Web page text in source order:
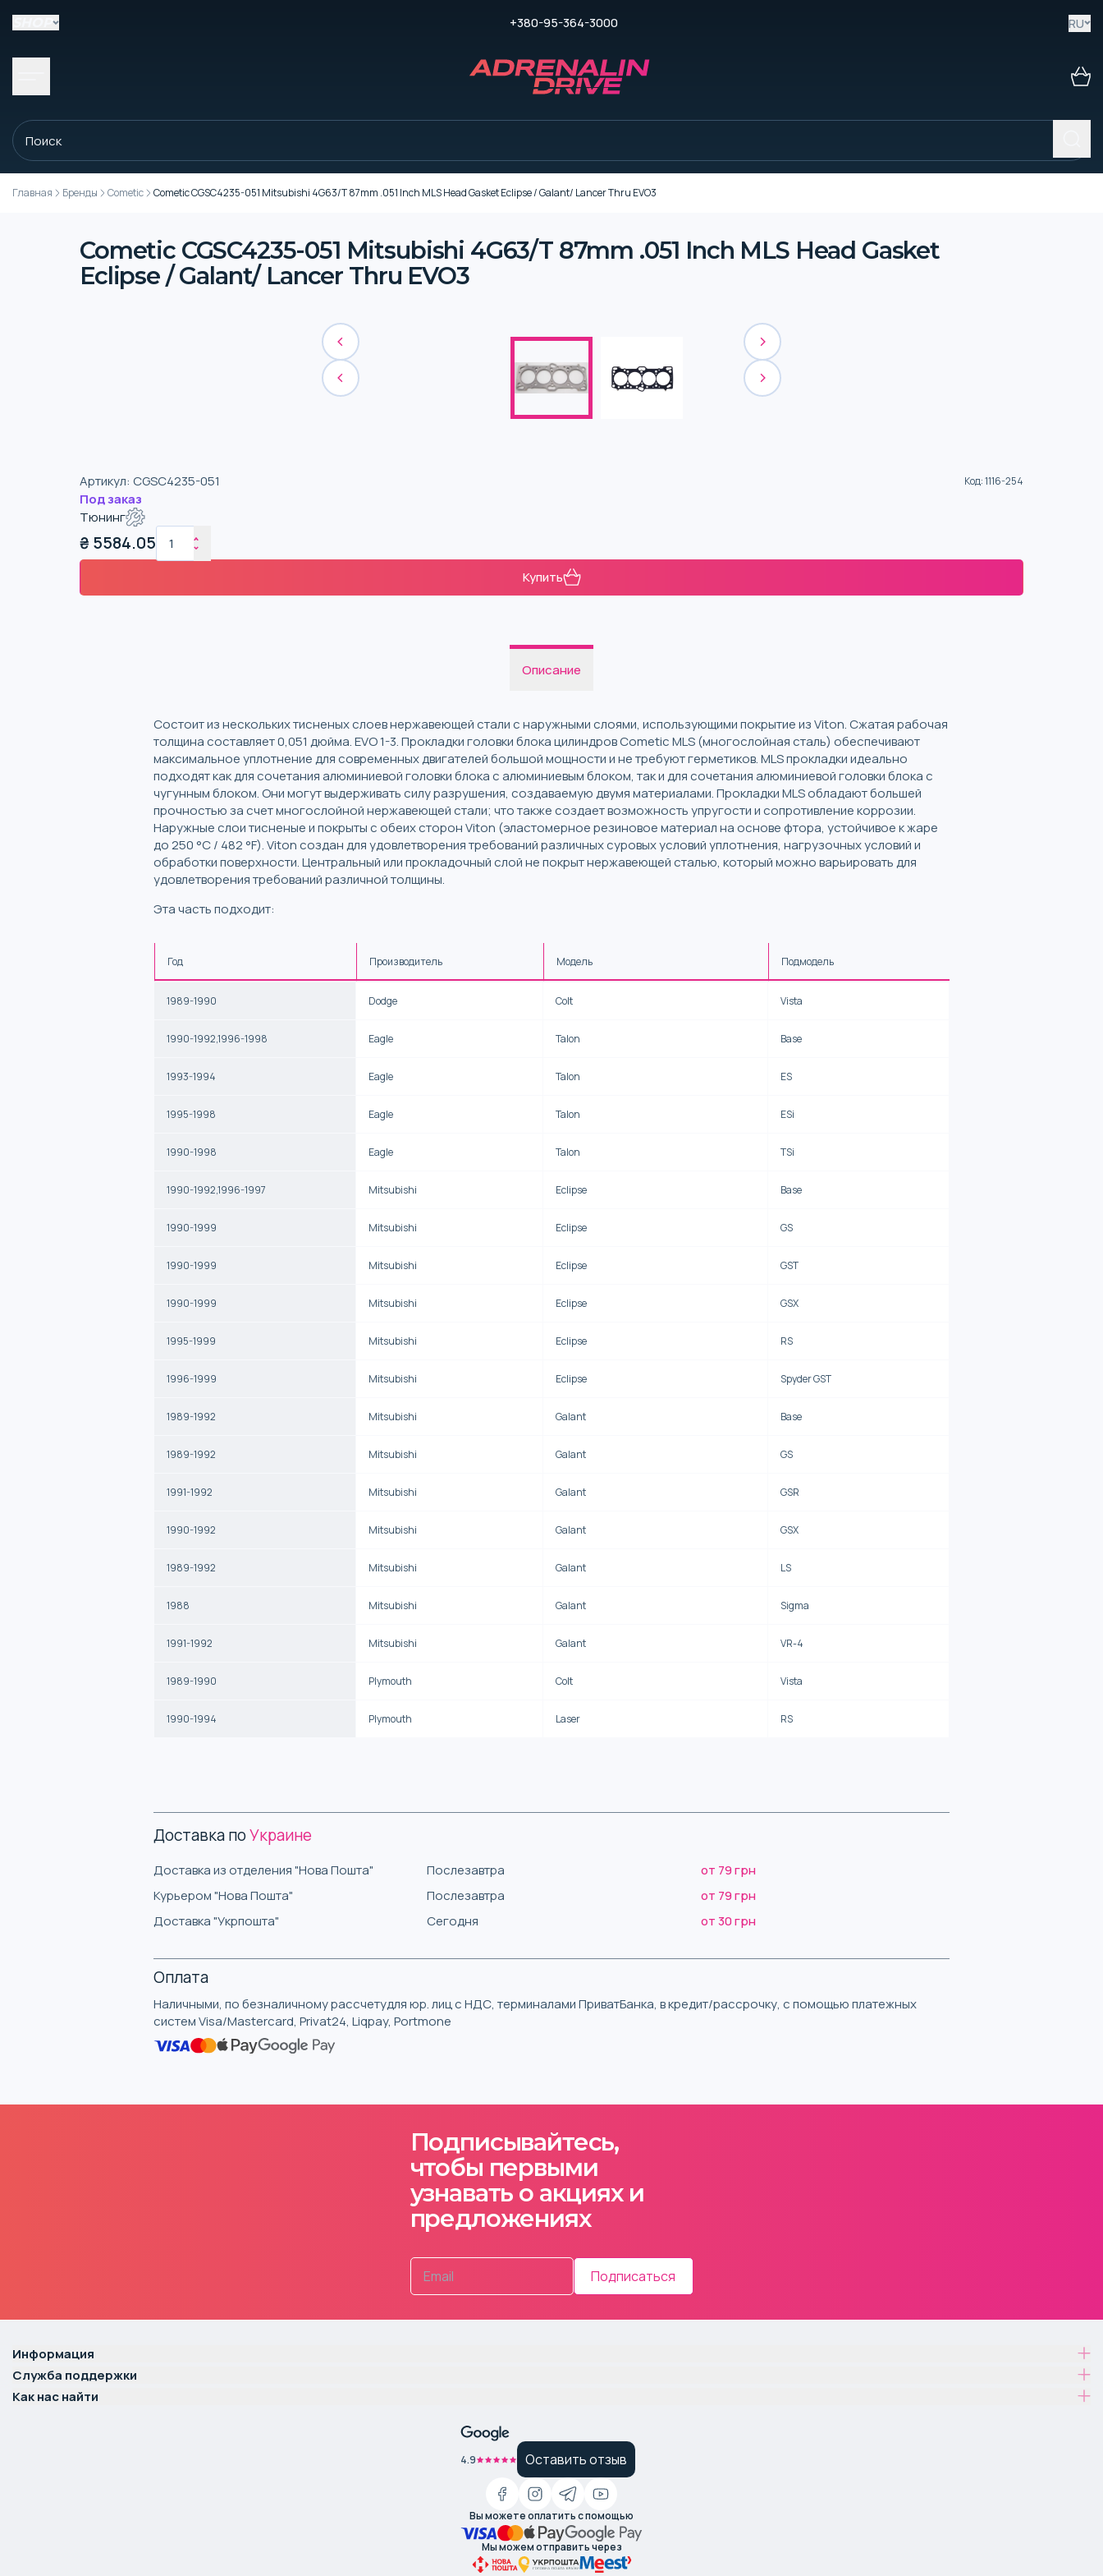
+380-95-364-3000 RU
Главная Бренды Cometic Cometic CGSC4235-051 Mitsubishi 4G63/T 87mm .051 Inch MLS Head Gasket Eclipse / Galant/ Lancer Thru EVO3
Cometic CGSC4235-051 Mitsubishi 4G63/T 87mm .051 Inch MLS Head Gasket
Eclipse / Galant/ Lancer Thru EVO3
Артикул: CGSC4235-051 Код:1116-254
Под заказ
Тюнинг
₴ 5584.05
Купить
Описание
Состоит из нескольких тисненых слоев нержавеющей стали с наружными слоями, использующими покрытие из Viton. Сжатая рабочая
толщина составляет 0,051 дюйма. EVO 1-3. Прокладки головки блока цилиндров Cometic MLS (многослойная сталь) обеспечивают
максимальное уплотнение для современных двигателей большой мощности и не требуют герметиков. MLS прокладки идеально
подходят как для сочетания алюминиевой головки блока с алюминиевым блоком, так и для сочетания алюминиевой головки блока с
чугунным блоком. Они могут выдерживать силу разрушения, создаваемую двумя материалами. Прокладки MLS обладают большей
прочностью за счет многослойной нержавеющей стали; что также создает возможность упругости и сопротивление коррозии.
Наружные слои тисненые и покрыты с обеих сторон Viton (эластомерное резиновое материал на основе фтора, устойчивое к жаре
до 250 °C / 482 °F). Viton создан для удовлетворения требований различных суровых условий уплотнения, нагрузочных условий и
обработки поверхности. Центральный или прокладочный слой не покрыт нержавеющей сталью, который можно варьировать для
удовлетворения требований различной толщины.
Эта часть подходит:
Год Производитель Модель Подмодель
1989-1990 Dodge Colt Vista
1990-1992,1996-1998 Eagle Talon Base
1993-1994 Eagle Talon ES
1995-1998 Eagle Talon ESi
1990-1998 Eagle Talon TSi
1990-1992,1996-1997 Mitsubishi Eclipse Base
1990-1999 Mitsubishi Eclipse GS
1990-1999 Mitsubishi Eclipse GST
1990-1999 Mitsubishi Eclipse GSX
1995-1999 Mitsubishi Eclipse RS
1996-1999 Mitsubishi Eclipse Spyder GST
1989-1992 Mitsubishi Galant Base
1989-1992 Mitsubishi Galant GS
1991-1992 Mitsubishi Galant GSR
1990-1992 Mitsubishi Galant GSX
1989-1992 Mitsubishi Galant LS
1988 Mitsubishi Galant Sigma
1991-1992 Mitsubishi Galant VR-4
1989-1990 Plymouth Colt Vista
1990-1994 Plymouth Laser RS
Доставка поУкраине
Доставка из отделения "Нова Пошта" Послезавтра
от 79 грн
Курьером "Нова Пошта"
Послезавтра
от 79 грн
Доставка "Укрпошта"
Сегодня от 30 грн
Оплата
Наличными, по безналичному рассчетудля юр. лиц с НДС, терминалами ПриватБанка, в кредит/рассрочку, с помощью платежных
систем Visa/Mastercard, Privat24, Liqpay, Portmone
Подписывайтесь,
чтобы первыми
узнавать о акциях и
предложениях
Подписаться
Информация
Служба поддержки
Как нас найти
4.9 Оставить отзыв
Вы можете оплатить с помощью
Мы можем отправить через